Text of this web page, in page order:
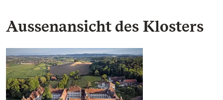
Aussenansicht des Klosters